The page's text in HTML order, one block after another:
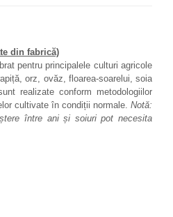
din fabrică)
pentru principalele culturi agricole
orz, ovăz, floarea-soarelui, soia
realizate conform metodologiilor
cultivate în condiții normale. Notă:
între ani și soiuri pot necesita